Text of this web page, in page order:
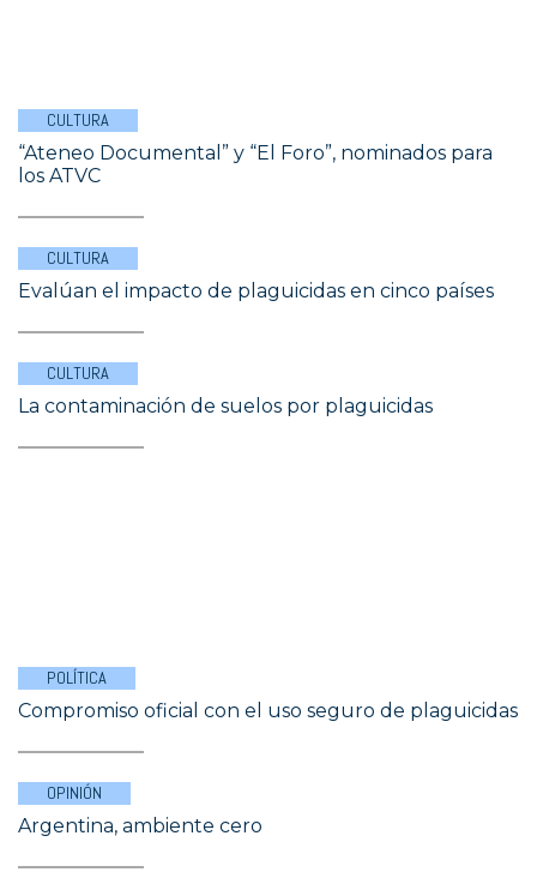
CULTURA
“Ateneo Documental” y “El Foro”, nominados para
los ATVC
CULTURA
Evalúan el impacto de plaguicidas en cinco países
CULTURA
La contaminación de suelos por plaguicidas
POLÍTICA
Compromiso oficial con el uso seguro de plaguicidas
OPINIÓN
Argentina, ambiente cero